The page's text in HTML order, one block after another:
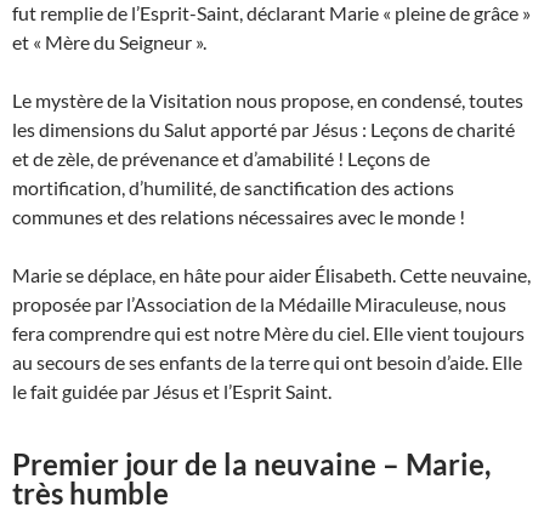
fut remplie de l’Esprit-Saint, déclarant Marie « pleine de grâce »
et « Mère du Seigneur ».
Le mystère de la Visitation nous propose, en condensé, toutes
les dimensions du Salut apporté par Jésus : Leçons de charité
et de zèle, de prévenance et d’amabilité ! Leçons de
mortification, d’humilité, de sanctification des actions
communes et des relations nécessaires avec le monde !
Marie se déplace, en hâte pour aider Élisabeth. Cette neuvaine,
proposée par l’Association de la Médaille Miraculeuse, nous
fera comprendre qui est notre Mère du ciel. Elle vient toujours
au secours de ses enfants de la terre qui ont besoin d’aide. Elle
le fait guidée par Jésus et l’Esprit Saint.
Premier jour de la neuvaine – Marie,
très humble